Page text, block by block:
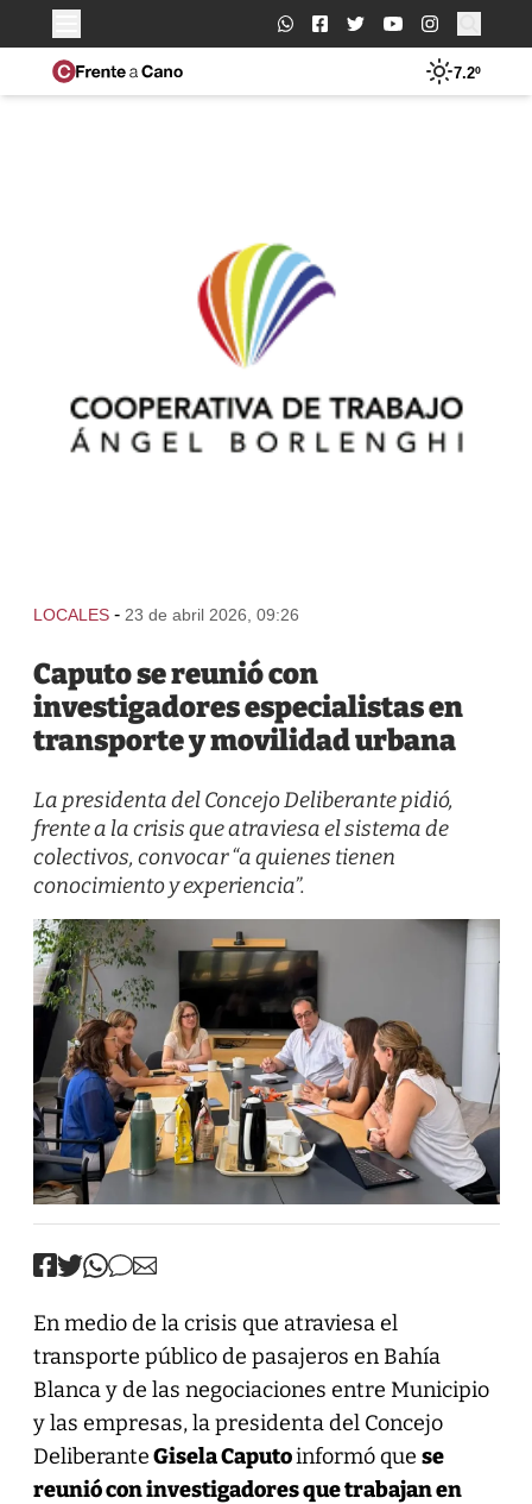
Buscar:
7.2º
LOCALES - 23 de abril 2026, 09:26
Caputo se reunió con
investigadores especialistas en
transporte y movilidad urbana
La presidenta del Concejo Deliberante pidió,
frente a la crisis que atraviesa el sistema de
colectivos, convocar “a quienes tienen
conocimiento y experiencia”.
En medio de la crisis que atraviesa el
transporte público de pasajeros en Bahía
Blanca y de las negociaciones entre Municipio
y las empresas, la presidenta del Concejo
DeliberanteGisela Caputoinformó que se
reunió con investigadores que trabajan en